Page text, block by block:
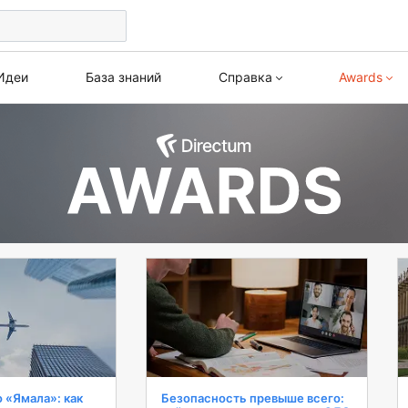
База знаний Справка
Версия 26.2
Версия 26.1
Версия 25.2
Версия 25.1
Версия 4.10
HR Pro
Версия 2.10
Версия 2.9
Версия 2.7
Версия 2.6
Версия 2.5
Версия 2.4
Версия 2.3
Awards
Awards 2026
Все кейсы
Архив
«Ямала»: как
Безопасность превыше всего: